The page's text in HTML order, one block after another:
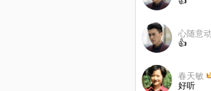
心随意
👍
春天敏
好听